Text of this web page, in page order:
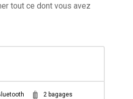
tout ce dont vous avez
2 bagages